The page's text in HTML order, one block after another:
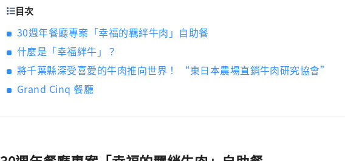
目次
30週年餐廳專案「幸福的羈絆牛肉」自助餐
什麼是「幸福絆牛」？
將千葉縣深受喜愛的牛肉推向世界！ “東日本農場直銷牛肉研究協會”
Grand Cinq 餐廳